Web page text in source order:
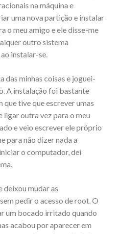
na máquina e
uma nova partição e instalar
o meu amigo e ele disse-me
outro sistema
instalar-se.
das minhas coisas e joguei-
A instalação foi bastante
que tive que escrever umas
ligar outra vez para o meu
e veio escrever ele próprio
para não dizer nada a
o computador, dei
deixou mudar as
pedir o acesso de root. O
um bocado irritado quando
acabou por aparecer em